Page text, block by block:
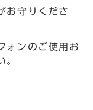
お守りくださ
ォンのご使用お
。